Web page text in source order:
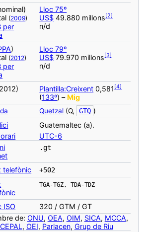
(2009)
per
Lloc 75º
US$ 49.880 millons[2]
n/d
)
(2012)
per
Lloc 79º
US$ 79.970 millons[3]
n/d
Plantilla:Creixent 0,581[4]
(133º) – Mig
Quetzal (Q, GTQ )
Guatemaltec (a).
UTC-6
.gt
telefònic +502
TGA-TGZ, TDA-TDZ
ISO
320 / GTM / GT
de: ONU, OEA, OIM, SICA, MCCA,
CEPAL, OEI, Parlacen, Grup de Riu